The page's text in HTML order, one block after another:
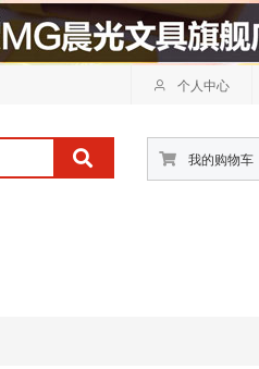
个人中心
我的购物车